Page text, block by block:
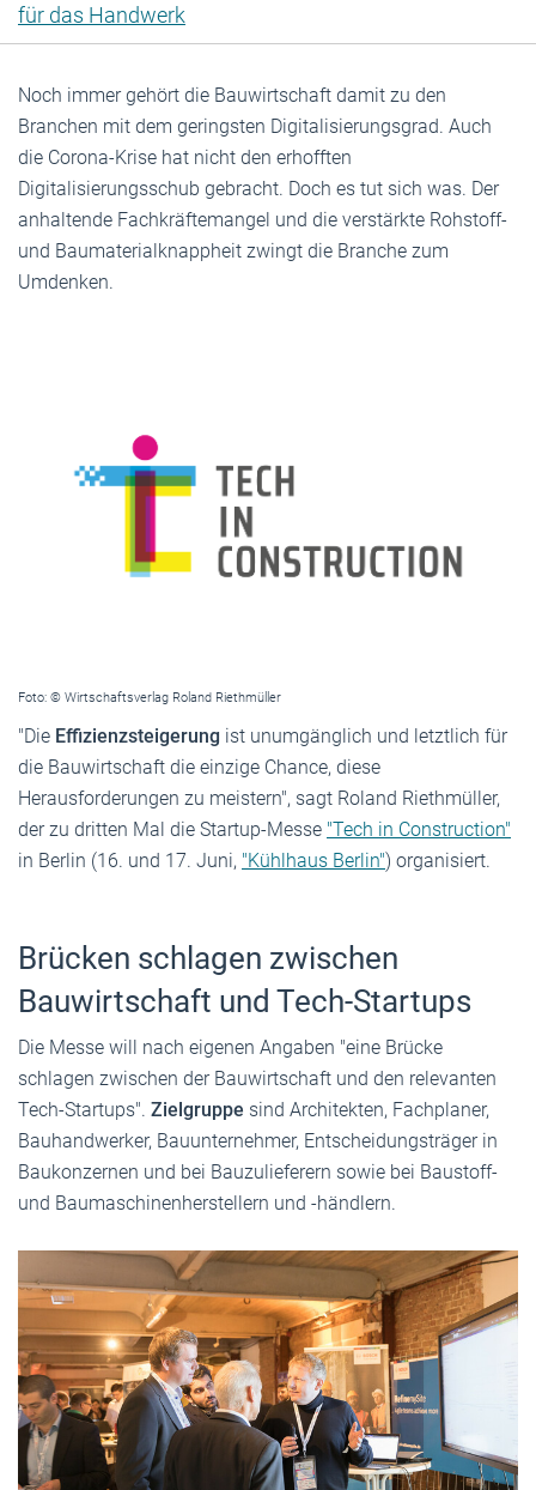
für das Handwerk
Noch immer gehört die Bauwirtschaft damit zu den
Branchen mit dem geringsten Digitalisierungsgrad. Auch
die Corona-Krise hat nicht den erhofften
Digitalisierungsschub gebracht. Doch es tut sich was. Der
anhaltende Fachkräftemangel und die verstärkte Rohstoff-
und Baumaterialknappheit zwingt die Branche zum
Umdenken.
Foto: © Wirtschaftsverlag Roland Riethmüller
"Die Effizienzsteigerung ist unumgänglich und letztlich für
die Bauwirtschaft die einzige Chance, diese
Herausforderungen zu meistern", sagt Roland Riethmüller,
der zu dritten Mal die Startup-Messe "Tech in Construction"
in Berlin (16. und 17. Juni, "Kühlhaus Berlin") organisiert.
Brücken schlagen zwischen
Bauwirtschaft und Tech-Startups
Die Messe will nach eigenen Angaben "eine Brücke
schlagen zwischen der Bauwirtschaft und den relevanten
Tech-Startups". Zielgruppe sind Architekten, Fachplaner,
Bauhandwerker, Bauunternehmer, Entscheidungsträger in
Baukonzernen und bei Bauzulieferern sowie bei Baustoff-
und Baumaschinenherstellern und -händlern.